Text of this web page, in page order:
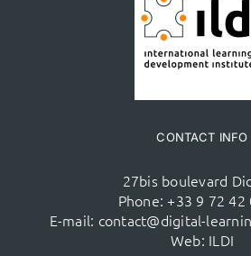
CONTACT INFO
27bis boulevard
Phone: +33 9 72 42
E-mail: contact@digital-
Web: ILDI